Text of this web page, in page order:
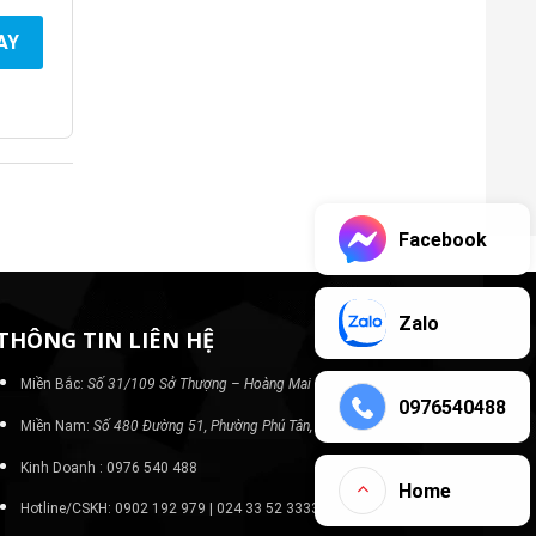
TIN LIÊN HỆ
Miền Bắc: Số 31/109 Sở Thượng – Hoàng Mai – Hà Nội
Miền Nam: Số 480 Đường 51, Phường Phú Tân, TP Bình Dương
Kinh Doanh : 0976 540 488
Hotline/CSKH: 0902 192 979 | 024 33 52 3333
Facebook
Zalo
0976540488
Home